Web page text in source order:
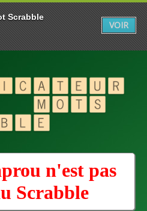
n'est pas
Scrabble
Scrabble
VOIR